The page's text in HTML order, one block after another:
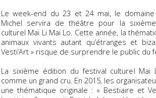
Le week-end du 23 et 24 mai, le domaine
Michel servira de théâtre pour la
culturel Mai Li Mai Lo. Cette année, la
animaux vivants autant qu’étranges et
Vesti’Art » risque de surprendre le public du
La sixième édition du festival culturel Mai
comme un grand cru. En 2015, les
une thématique originale : « Bestiaire et